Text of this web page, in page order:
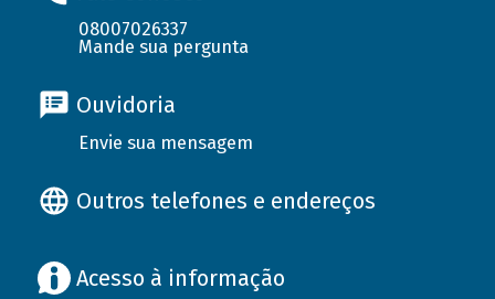
08007026337
Mande sua pergunta
Ouvidoria
Envie sua mensagem
Outros telefones e endereços
Acesso à informação